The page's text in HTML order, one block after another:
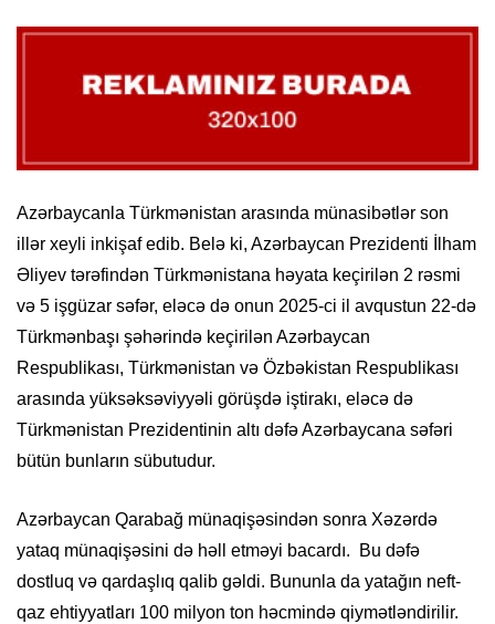
Azərbaycanla Türkmənistan arasında münasibətlər son
illər xeyli inkişaf edib. Belə ki, Azərbaycan Prezidenti İlham
Əliyev tərəfindən Türkmənistana həyata keçirilən 2 rəsmi
və 5 işgüzar səfər, eləcə də onun 2025-ci il avqustun 22-də
Türkmənbaşı şəhərində keçirilən Azərbaycan
Respublikası, Türkmənistan və Özbəkistan Respublikası
arasında yüksəksəviyyəli görüşdə iştirakı, eləcə də
Türkmənistan Prezidentinin altı dəfə Azərbaycana səfəri
bütün bunların sübutudur.
Azərbaycan Qarabağ münaqişəsindən sonra Xəzərdə
yataq münaqişəsini də həll etməyi bacardı. Bu dəfə
dostluq və qardaşlıq qalib gəldi. Bununla da yatağın neft-
qaz ehtiyyatları 100 milyon ton həcmində qiymətləndirilir.